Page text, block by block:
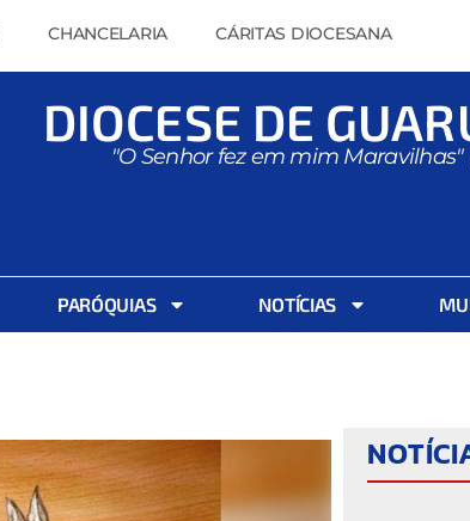
CHANCELARIA CÁRITAS DIOCESANA
DIOCESE DE
"O Senhor fez em mim Maravilhas"
PARÓQUIAS NOTÍCIAS